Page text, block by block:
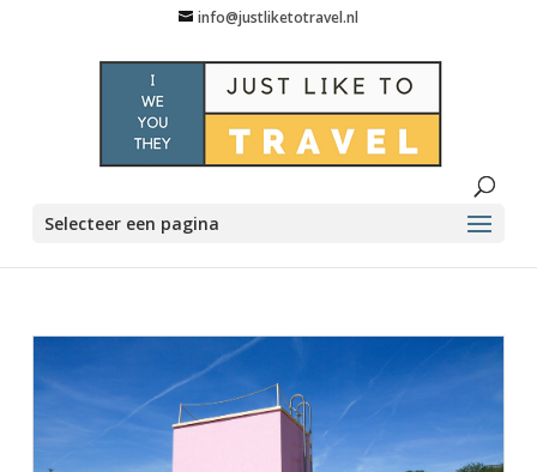
info@justliketotravel.nl
Selecteer een pagina